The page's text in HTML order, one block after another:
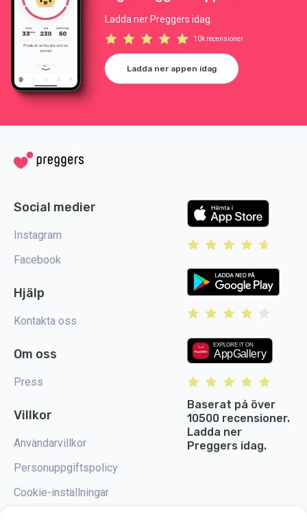
Ladda ner Preggers idag.
10k recensioner
Ladda ner appen idag
Social medier
Instagram
Facebook
Hjälp
Kontakta oss
Om oss
Press
Villkor
Användarvillkor
Personuppgiftspolicy
Cookie-inställningar
Baserat på över
10500 recensioner.
Ladda ner
Preggers idag.